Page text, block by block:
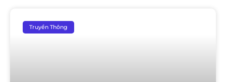
Truyền Thông